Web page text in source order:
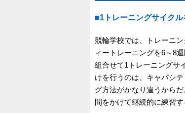
■1トレーニングサイク
競輪学校では、トレーニ
ィートレーニングを6～8
組合せて1トレーニングサ
けを行うのは、キャパシ
グ方法がかなり違うから
間をかけて継続的に練習